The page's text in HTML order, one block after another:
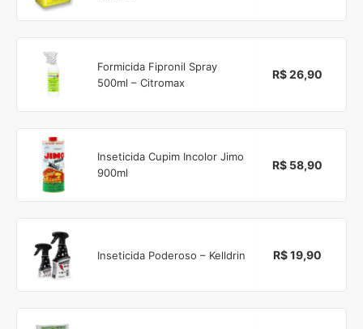
Formicida Fipronil Spray
500ml – Citromax
R$ 26,90
Inseticida Cupim Incolor Jimo
900ml
R$ 58,90
Inseticida Poderoso – Kelldrin R$ 19,90